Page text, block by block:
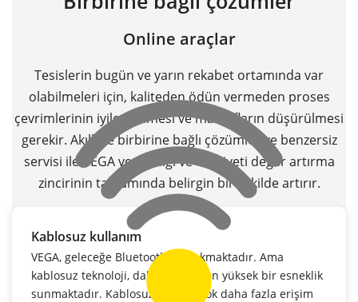
Online araçlar
Tesislerin bugün ve yarın rekabet ortamında var
olabilmeleri için, kaliteden ödün vermeden proses
çevrimlerinin iyileştirilmesi ve masrafların düşürülmesi
gerekir. Akıllı ve birbirine bağlı çözümler ve benzersiz
servisi ile VEGA verimliliği ve emniyeti değer artırma
zincirinin tamamında belirgin bir şekilde artırır.
Kablosuz kullanım
VEGA, geleceğe Bluetooth ile bakmaktadır. Ama
kablosuz teknoloji, daha bugünden yüksek bir esneklik
sunmaktadır. Kablosuz iletişim çok daha fazla erişim